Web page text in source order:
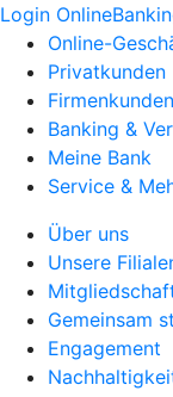
Login
Online-
Privatkunden
Firmenkunden
Banking &
Meine Bank
Service &
Über uns
Unsere
Gemeinsam
Engagement